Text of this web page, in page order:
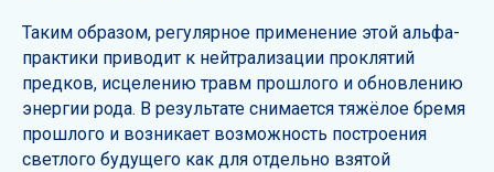
Таким образом, регулярное применение этой альфа-
практики приводит к нейтрализации проклятий
предков, исцелению травм прошлого и обновлению
энергии рода. В результате снимается тяжёлое бремя
прошлого и возникает возможность построения
светлого будущего как для отдельно взятой